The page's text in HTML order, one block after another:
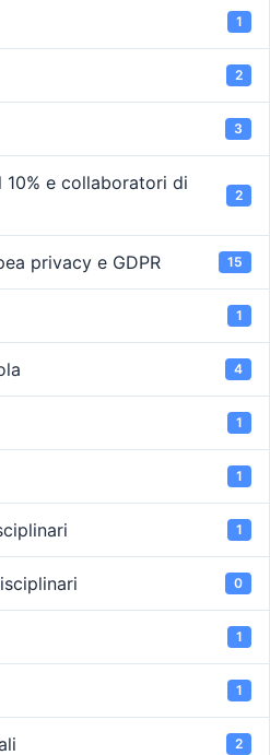
1
2
3
e collaboratori di
2
privacy e GDPR 15
1
4
1
1
1
0
1
1
2